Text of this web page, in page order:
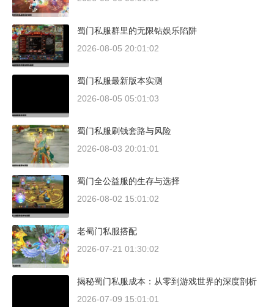
蜀门私服群里的无限钻娱乐陷阱
2026-08-05 20:01:02
蜀门私服最新版本实测
2026-08-05 05:01:03
蜀门私服刷钱套路与风险
2026-08-03 20:01:01
蜀门全公益服的生存与选择
2026-08-02 15:01:02
老蜀门私服搭配
2026-07-21 01:30:02
揭秘蜀门私服成本：从零到游戏世界的深度剖析
2026-07-09 15:01:01